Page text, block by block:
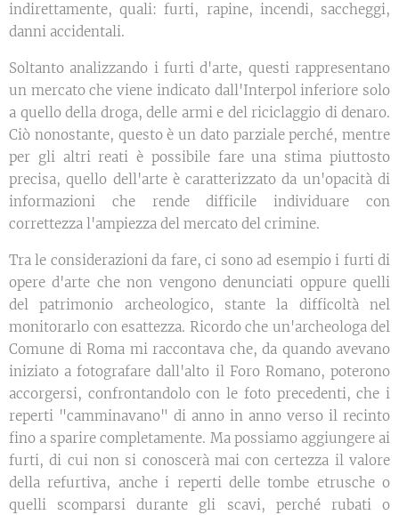
indirettamente, quali: furti, rapine, incendi, saccheggi,
danni accidentali.
Soltanto analizzando i furti d'arte, questi rappresentano
un mercato che viene indicato dall'Interpol inferiore solo
a quello della droga, delle armi e del riciclaggio di denaro.
Ciò nonostante, questo è un dato parziale perché, mentre
per gli altri reati è possibile fare una stima piuttosto
precisa, quello dell'arte è caratterizzato da un'opacità di
informazioni che rende difficile individuare con
correttezza l'ampiezza del mercato del crimine.
Tra le considerazioni da fare, ci sono ad esempio i furti di
opere d'arte che non vengono denunciati oppure quelli
del patrimonio archeologico, stante la difficoltà nel
monitorarlo con esattezza. Ricordo che un'archeologa del
Comune di Roma mi raccontava che, da quando avevano
iniziato a fotografare dall'alto il Foro Romano, poterono
accorgersi, confrontandolo con le foto precedenti, che i
reperti "camminavano" di anno in anno verso il recinto
fino a sparire completamente. Ma possiamo aggiungere ai
furti, di cui non si conoscerà mai con certezza il valore
della refurtiva, anche i reperti delle tombe etrusche o
quelli scomparsi durante gli scavi, perché rubati o